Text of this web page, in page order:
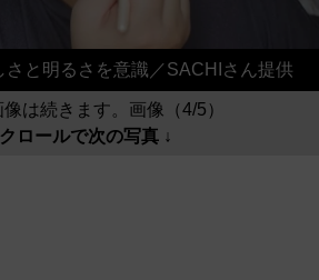
さと明るさを意識／SACHIさん提供
は続きます。画像（4/5）
ロールで次の写真 ↓